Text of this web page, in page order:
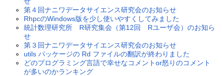
第４回ナニワデータサイエンス研究会のお知らせ
RhpcのWindows版を少し使いやすくしてみました
統計数理研究所 R研究集会（第12回 Rユーザ会）のお知ら
せ
第３回ナニワデータサイエンス研究会のお知らせ
utils パッケージの Rd ファイルの翻訳が終わりました
どのプログラミング言語で幸せなコメントor怒りのコメント
が多いのかランキング